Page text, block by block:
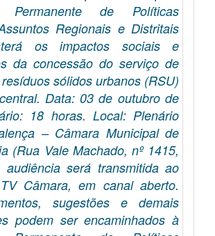
Permanente de Políticas
Regionais e Distritais
os impactos sociais e
da concessão do serviço de
sólidos urbanos (RSU)
Data: 03 de outubro de
18 horas. Local: Plenário
– Câmara Municipal de
(Rua Vale Machado, nº 1415,
audiência será transmitida ao
Câmara, em canal aberto.
sugestões e demais
podem ser encaminhados à